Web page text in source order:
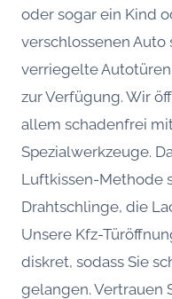
oder sogar ein Kind
verschlossenen Auto
verriegelte
zur Verfügung. Wir
allem schadenfrei
Spezialwerkzeuge.
Luftkissen-Methode
Drahtschlinge, die
Unsere Kfz-
diskret, sodass Sie
gelangen. Vertrauen